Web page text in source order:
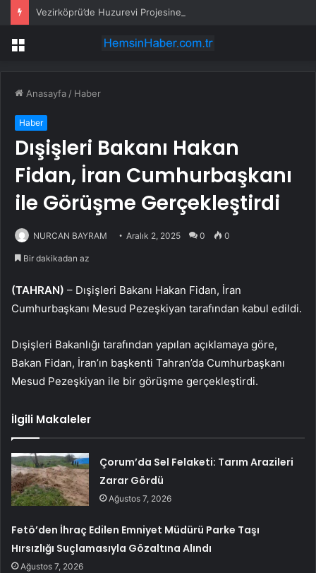
Vezirköprü’de Huzurevi Projesine 192 Milyon TL Destek
Menü
Anasayfa / Haber
Haber
Dışişleri Bakanı Hakan
Fidan, İran Cumhurbaşkanı
ile Görüşme Gerçekleştirdi
NURCAN BAYRAM Aralık 2, 2025 0 0
Bir dakikadan az
(TAHRAN) – Dışişleri Bakanı Hakan Fidan, İran
Cumhurbaşkanı Mesud Pezeşkiyan tarafından kabul edildi.
Dışişleri Bakanlığı tarafından yapılan açıklamaya göre,
Bakan Fidan, İran’ın başkenti Tahran’da Cumhurbaşkanı
Mesud Pezeşkiyan ile bir görüşme gerçekleştirdi.
İlgili Makaleler
Çorum’da Sel Felaketi: Tarım Arazileri
Zarar Gördü
Ağustos 7, 2026
Fetö’den İhraç Edilen Emniyet Müdürü Parke Taşı
Hırsızlığı Suçlamasıyla Gözaltına Alındı
Ağustos 7, 2026